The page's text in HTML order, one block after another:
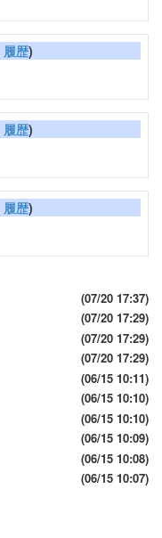
履歴)
履歴)
履歴)
(07/20 17:37)
(07/20 17:29)
(07/20 17:29)
(07/20 17:29)
(06/15 10:11)
(06/15 10:10)
(06/15 10:10)
(06/15 10:09)
(06/15 10:08)
(06/15 10:07)